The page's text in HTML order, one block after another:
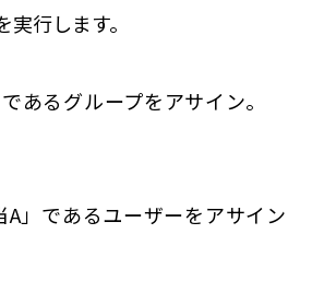
行します。
あるグループをアサイン。
」であるユーザーをアサイン